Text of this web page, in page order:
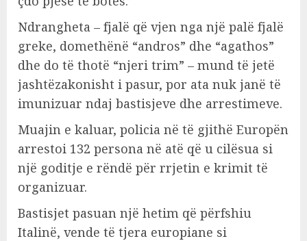
Ndrangheta – fjalë që vjen nga një palë fjalë
greke, domethënë “andros” dhe “agathos”
dhe do të thotë “njeri trim” – mund të jetë
jashtëzakonisht i pasur, por ata nuk janë të
imunizuar ndaj bastisjeve dhe arrestimeve.
Muajin e kaluar, policia në të gjithë Europën
arrestoi 132 persona në atë që u cilësua si
një goditje e rëndë për rrjetin e krimit të
organizuar.
Bastisjet pasuan një hetim që përfshiu
Italinë, vende të tjera europiane si